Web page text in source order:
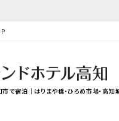
市で宿泊｜はりまや橋・ひろめ市場・高